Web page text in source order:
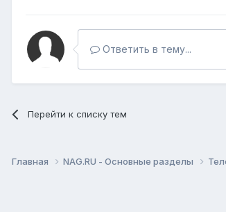
Ответить в тему...
Перейти к списку тем
Главная NAG.RU - Основные разделы